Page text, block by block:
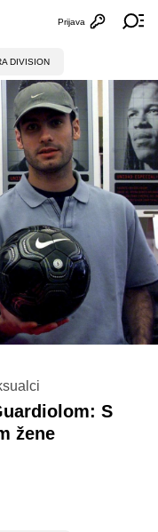
Otvori
Prijava
DIVISION
S
žene